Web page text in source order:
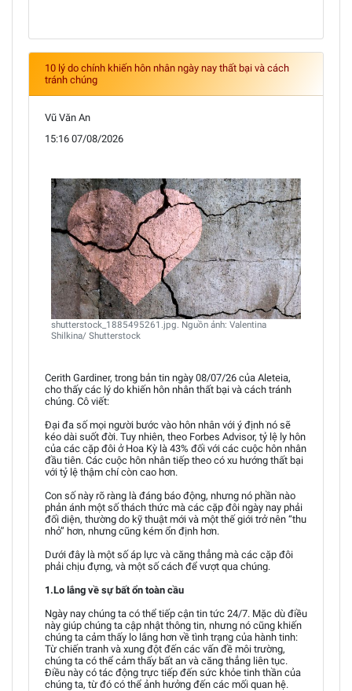
10 lý do chính khiến hôn nhân ngày nay thất bại và cách
tránh chúng
Vũ Văn An
15:16 07/08/2026
shutterstock_1885495261.jpg. Nguồn ảnh: Valentina
Shilkina/ Shutterstock
Cerith Gardiner, trong bản tin ngày 08/07/26 của Aleteia,
cho thấy các lý do khiến hôn nhân thất bại và cách tránh
chúng. Cô viết:
Đại đa số mọi người bước vào hôn nhân với ý định nó sẽ
kéo dài suốt đời. Tuy nhiên, theo Forbes Advisor, tỷ lệ ly hôn
của các cặp đôi ở Hoa Kỳ là 43% đối với các cuộc hôn nhân
đầu tiên. Các cuộc hôn nhân tiếp theo có xu hướng thất bại
với tỷ lệ thậm chí còn cao hơn.
Con số này rõ ràng là đáng báo động, nhưng nó phần nào
phản ánh một số thách thức mà các cặp đôi ngày nay phải
đối diện, thường do kỹ thuật mới và một thế giới trở nên “thu
nhỏ” hơn, nhưng cũng kém ổn định hơn.
Dưới đây là một số áp lực và căng thẳng mà các cặp đôi
phải chịu đựng, và một số cách để vượt qua chúng.
1.Lo lắng về sự bất ổn toàn cầu
Ngày nay chúng ta có thể tiếp cận tin tức 24/7. Mặc dù điều
này giúp chúng ta cập nhật thông tin, nhưng nó cũng khiến
chúng ta cảm thấy lo lắng hơn về tình trạng của hành tinh:
Từ chiến tranh và xung đột đến các vấn đề môi trường,
chúng ta có thể cảm thấy bất an và căng thẳng liên tục.
Điều này có tác động trực tiếp đến sức khỏe tinh thần của
chúng ta, từ đó có thể ảnh hưởng đến các mối quan hệ.